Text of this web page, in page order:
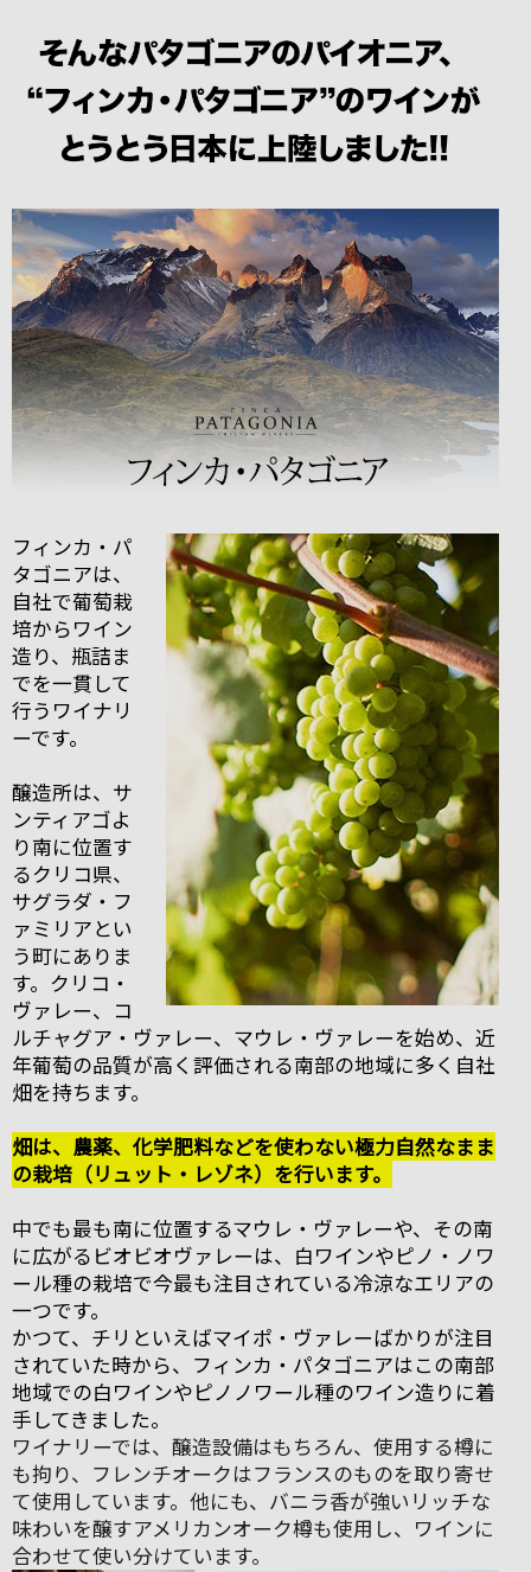
フィンカ・パ
タゴニアは、
自社で葡萄栽
培からワイン
造り、瓶詰ま
でを一貫して
行うワイナリ
ーです。
醸造所は、サ
ンティアゴよ
り南に位置す
るクリコ県、
サグラダ・フ
ァミリアとい
う町にありま
す。クリコ・
ヴァレー、コ
ルチャグア・ヴァレー、マウレ・ヴァレーを始め、近
年葡萄の品質が高く評価される南部の地域に多く自社
畑を持ちます。
畑は、農薬、化学肥料などを使わない極力自然なまま
の栽培（リュット・レゾネ）を行います。
中でも最も南に位置するマウレ・ヴァレーや、その南
に広がるビオビオヴァレーは、白ワインやピノ・ノワ
ール種の栽培で今最も注目されている冷涼なエリアの
一つです。
かつて、チリといえばマイポ・ヴァレーばかりが注目
されていた時から、フィンカ・パタゴニアはこの南部
地域での白ワインやピノノワール種のワイン造りに着
手してきました。
ワイナリーでは、醸造設備はもちろん、使用する樽に
も拘り、フレンチオークはフランスのものを取り寄せ
て使用しています。他にも、バニラ香が強いリッチな
味わいを醸すアメリカンオーク樽も使用し、ワインに
合わせて使い分けています。